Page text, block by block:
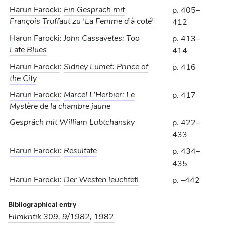
Harun Farocki: Ein Gespräch mit
François Truffaut zu 'La Femme d’à coté'
p. 405–
412
Harun Farocki:John Cassavetes: Too
Late Blues
p. 413–
414
Harun Farocki: Sidney Lumet: Prince of
the City
p. 416
Harun Farocki: Marcel L’Herbier: Le
Mystère de la chambre jaune
p. 417
Gespräch mit William Lubtchansky
p. 422–
433
Harun Farocki: Resultate
p. 434–
435
Harun Farocki: Der Westen leuchtet! p. –442
Bibliographical entry
Filmkritik 309, 9/1982, 1982